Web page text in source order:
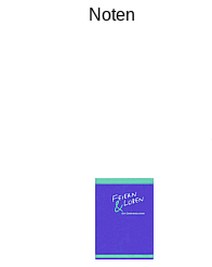
Noten